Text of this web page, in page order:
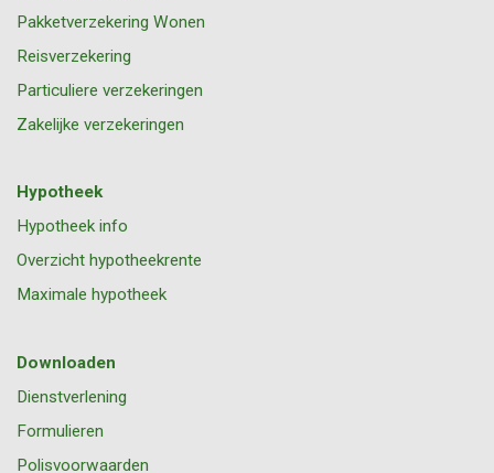
Pakketverzekering Wonen
Reisverzekering
Particuliere verzekeringen
Zakelijke verzekeringen
Hypotheek
Hypotheek info
Overzicht hypotheekrente
Maximale hypotheek
Downloaden
Dienstverlening
Formulieren
Polisvoorwaarden